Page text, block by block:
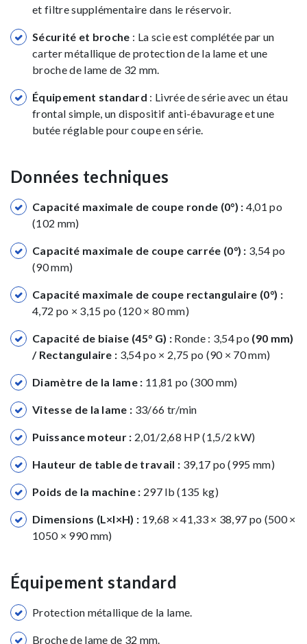
et filtre supplémentaire dans le réservoir.
Sécurité et broche : La scie est complétée par un
carter métallique de protection de la lame et une
broche de lame de 32 mm.
Équipement standard : Livrée de série avec un étau
frontal simple, un dispositif anti-ébavurage et une
butée réglable pour coupe en série.
Données techniques
Capacité maximale de coupe ronde (0°) : 4,01 po
(102 mm)
Capacité maximale de coupe carrée (0°) : 3,54 po
(90 mm)
Capacité maximale de coupe rectangulaire (0°) :
4,72 po × 3,15 po (120 × 80 mm)
Capacité de biaise (45° G) : Ronde : 3,54 po (90 mm)
/ Rectangulaire : 3,54 po × 2,75 po (90 × 70 mm)
Diamètre de la lame : 11,81 po (300 mm)
Vitesse de la lame : 33/66 tr/min
Puissance moteur : 2,01/2,68 HP (1,5/2 kW)
Hauteur de table de travail : 39,17 po (995 mm)
Poids de la machine : 297 lb (135 kg)
Dimensions (L×l×H) : 19,68 × 41,33 × 38,97 po (500 ×
1050 × 990 mm)
Équipement standard
Protection métallique de la lame.
Broche de lame de 32 mm.